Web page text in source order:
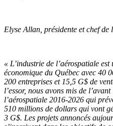
Elyse Allan, présidente et chef
« L’industrie de l’aérospatiale
économique du Québec avec 40
200 entreprises et 15,5 G$ de
l’essor, nous avons mis de
l’aérospatiale 2016-2026 qui
510 millions de dollars qui vont
3 G$. Les projets annoncés